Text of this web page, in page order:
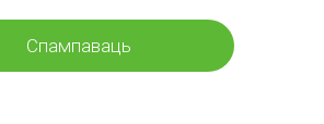
Спампаваць